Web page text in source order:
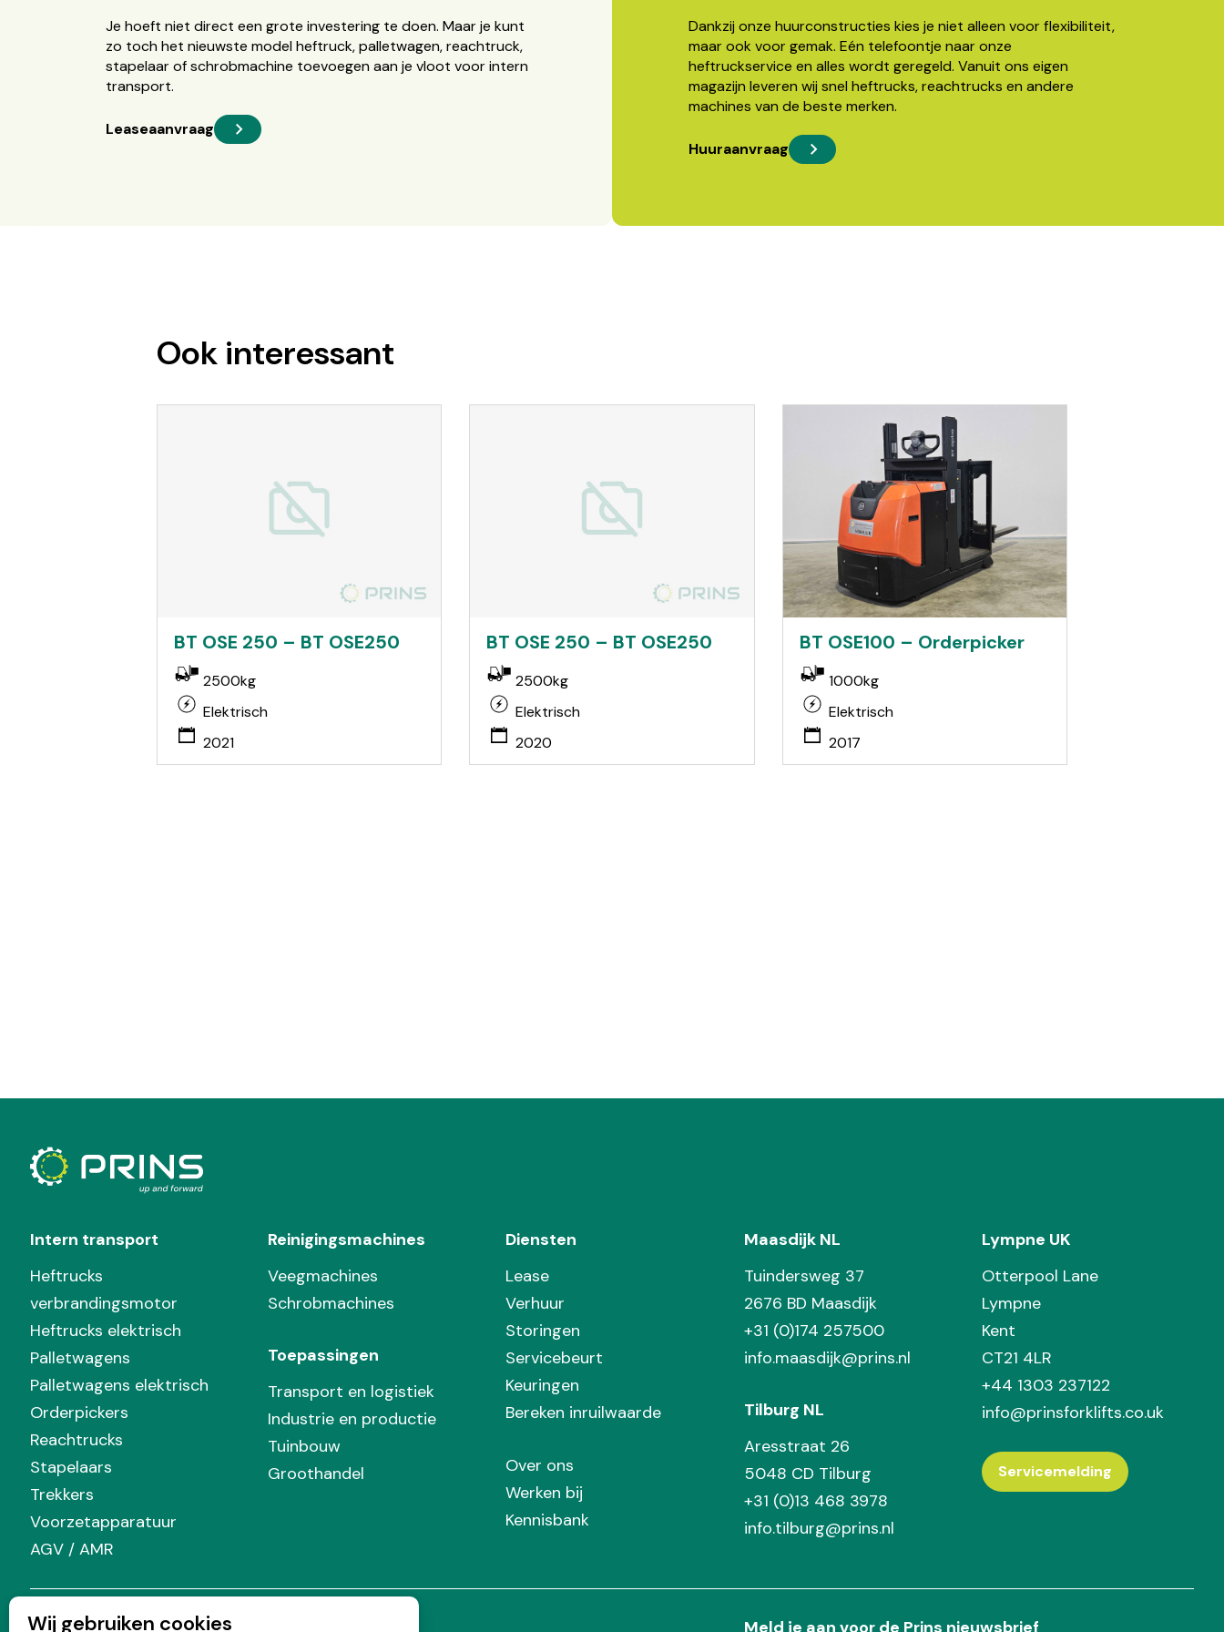
Wij gebruiken cookies
Je hoeft niet direct een grote investering te doen. Maar je kunt
zo toch het nieuwste model heftruck, palletwagen, reachtruck,
stapelaar of schrobmachine toevoegen aan je vloot voor intern
transport.
Leaseaanvraag
Dankzij onze huurconstructies kies je niet alleen voor flexibiliteit,
maar ook voor gemak. Eén telefoontje naar onze
heftruckservice en alles wordt geregeld. Vanuit ons eigen
magazijn leveren wij snel heftrucks, reachtrucks en andere
machines van de beste merken.
Huuraanvraag
Ook interessant
BT OSE 250 – BT OSE250
2500kg
Elektrisch
2021
BT OSE 250 – BT OSE250
2500kg
Elektrisch
2020
BT OSE100 – Orderpicker
1000kg
Elektrisch
2017
Intern transport
Heftrucks
verbrandingsmotor
Heftrucks elektrisch
Palletwagens
Palletwagens elektrisch
Orderpickers
Reachtrucks
Stapelaars
Trekkers
Voorzetapparatuur
AGV / AMR
Reinigingsmachines
Veegmachines
Schrobmachines
Toepassingen
Transport en logistiek
Industrie en productie
Tuinbouw
Groothandel
Diensten
Lease
Verhuur
Storingen
Servicebeurt
Keuringen
Bereken inruilwaarde
Over ons
Werken bij
Kennisbank
Maasdijk NL
Tuindersweg 37
2676 BD Maasdijk
+31 (0)174 257500
info.maasdijk@prins.nl
Tilburg NL
Aresstraat 26
5048 CD Tilburg
+31 (0)13 468 3978
info.tilburg@prins.nl
Lympne UK
Otterpool Lane
Lympne
Kent
CT21 4LR
+44 1303 237122
info@prinsforklifts.co.uk
Servicemelding